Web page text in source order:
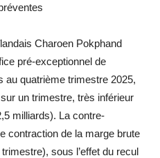
Charoen Pokphand
pré-exceptionnel de
au quatrième trimestre 2025,
un trimestre, très inférieur
milliards). La contre-
contraction de la marge brute
sous l’effet du recul